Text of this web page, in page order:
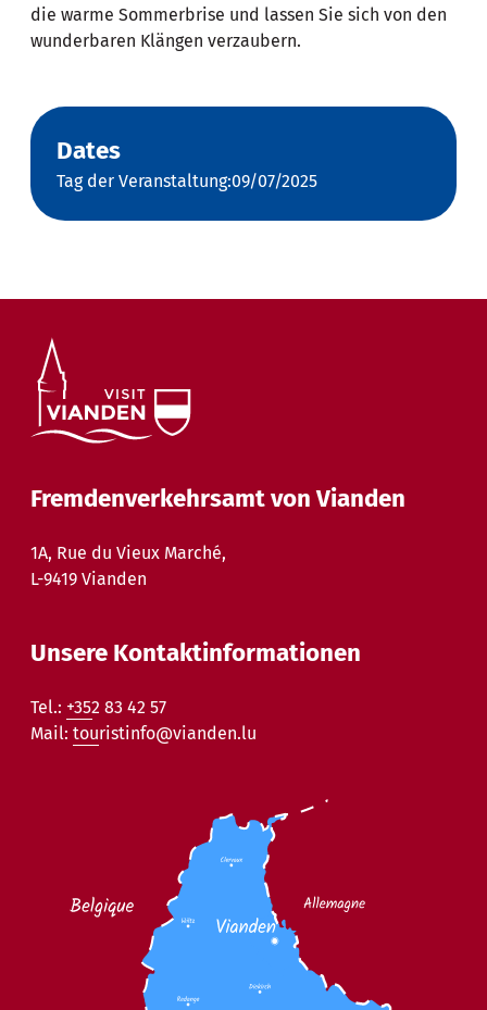
die warme Sommerbrise und lassen Sie sich von den
wunderbaren Klängen verzaubern.
Dates
Tag der Veranstaltung:09/07/2025
Fremdenverkehrsamt von Vianden
1A, Rue du Vieux Marché,
L-9419 Vianden
Unsere Kontaktinformationen
Tel.: +352 83 42 57
Mail: touristinfo@vianden.lu